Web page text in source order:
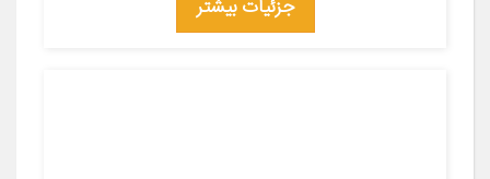
جزئیات بیشتر